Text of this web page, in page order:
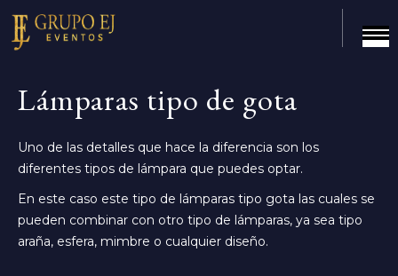
Lámparas tipo de gota
Uno de las detalles que hace la diferencia son los
diferentes tipos de lámpara que puedes optar.
En este caso este tipo de lámparas tipo gota las cuales se
pueden combinar con otro tipo de lámparas, ya sea tipo
araña, esfera, mimbre o cualquier diseño.